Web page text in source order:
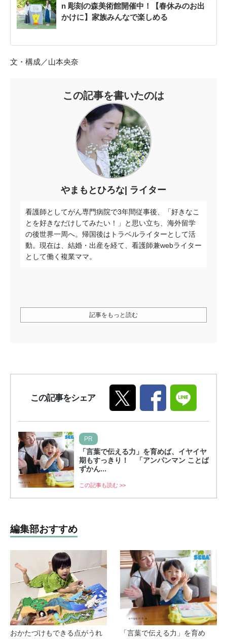
n 彫刻の森美術館開催中！【春休みのお出
かけに】家族みんなで楽しめる
文・構成／山本央奈
この記事を書いたのは
やまもとひろな ライター
看護師としてがん専門病院で3年間従事後、「好きなこ
とを好きなだけしてみたい！」と思い立ち、海外留学
の後世界一周へ。帰国後はトラベルライターとして活
動。現在は、結婚・出産を経て、看護師兼webライター
として働く複業ママ。
記事をもっと読む
この記事をシェア
PR
「言葉で伝える力」を育めば、イヤイヤ
期もすっきり！ 「アンパンマン ことば
ずかん...
この記事も読む >>
編集部おすすめ
おかたづけもできる点がうれ
「言葉で伝える力」を育め